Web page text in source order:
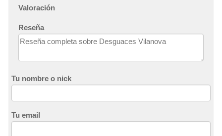
Valoración
Reseña
Tu nombre o nick
Tu email